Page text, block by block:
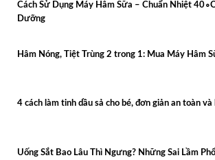
Cách Sử Dụng Máy Hâm Sữa – Chuẩn Nhiệt
Dưỡng
Hâm Nóng, Tiệt Trùng 2 trong 1: Mua Máy Hâm
4 cách làm tinh dầu sả cho bé, đơn giản an toàn và
Uống Sắt Bao Lâu Thì Ngưng? Những Sai Lầm